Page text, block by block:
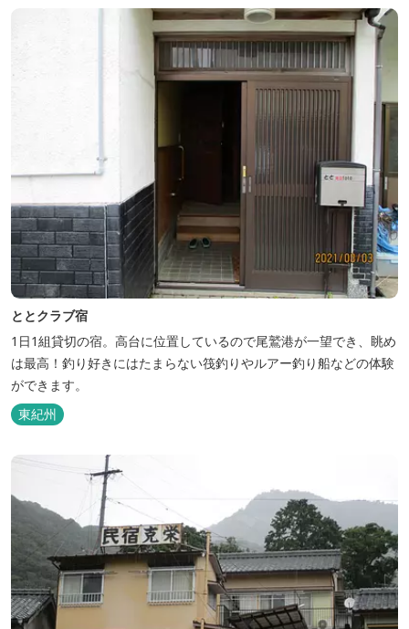
ととクラブ宿
1日1組貸切の宿。高台に位置しているので尾鷲港が一望でき、眺め
は最高！釣り好きにはたまらない筏釣りやルアー釣り船などの体験
ができます。
東紀州